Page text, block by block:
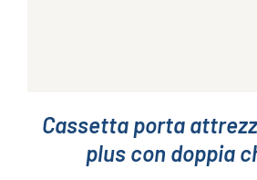
Cassetta porta
plus con doppia